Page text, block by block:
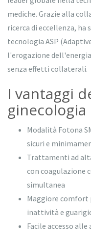
mediche. Grazie alla
ricerca di eccellenza,
tecnologia ASP
l'erogazione
senza effetti collaterali.
I vantaggi
Modalità Fotona
sicuri e
Trattamenti ad
con coagulazione
simultanea
Maggiore comfort
inattività e
Facile accesso